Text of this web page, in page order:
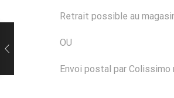
Retrait possible au
OU
Envoi postal par